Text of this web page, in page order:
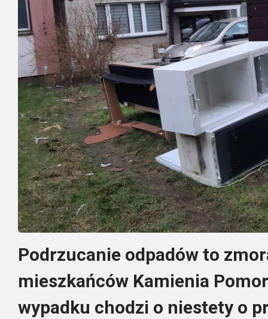
Podrzucanie odpadów to
mieszkańców Kamienia
wypadku chodzi o niestety o